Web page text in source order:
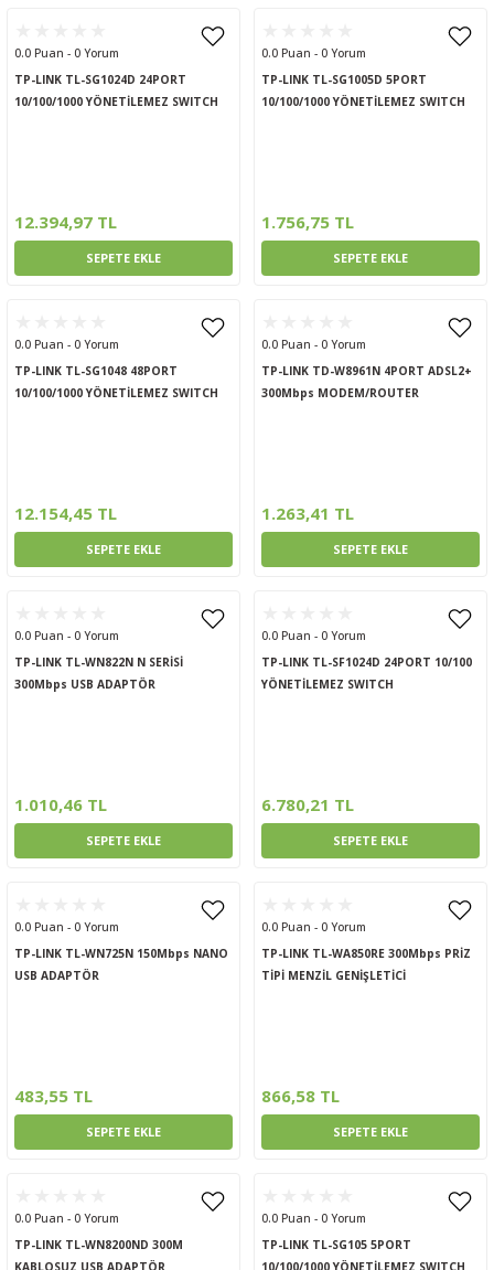
0.0 Puan - 0 Yorum
TP-LINK TL-SG1024D 24PORT
10/100/1000 YÖNETİLEMEZ SWITCH
12.394,97 TL
SEPETE EKLE
0.0 Puan - 0 Yorum
TP-LINK TL-SG1005D 5PORT
10/100/1000 YÖNETİLEMEZ SWITCH
1.756,75 TL
SEPETE EKLE
0.0 Puan - 0 Yorum
TP-LINK TL-SG1048 48PORT
10/100/1000 YÖNETİLEMEZ SWITCH
12.154,45 TL
SEPETE EKLE
0.0 Puan - 0 Yorum
TP-LINK TD-W8961N 4PORT ADSL2+
300Mbps MODEM/ROUTER
1.263,41 TL
SEPETE EKLE
0.0 Puan - 0 Yorum
TP-LINK TL-WN822N N SERİSİ
300Mbps USB ADAPTÖR
1.010,46 TL
SEPETE EKLE
0.0 Puan - 0 Yorum
TP-LINK TL-SF1024D 24PORT 10/100
YÖNETİLEMEZ SWITCH
6.780,21 TL
SEPETE EKLE
0.0 Puan - 0 Yorum
TP-LINK TL-WN725N 150Mbps NANO
USB ADAPTÖR
483,55 TL
SEPETE EKLE
0.0 Puan - 0 Yorum
TP-LINK TL-WA850RE 300Mbps PRİZ
TİPİ MENZİL GENİŞLETİCİ
866,58 TL
SEPETE EKLE
0.0 Puan - 0 Yorum
TP-LINK TL-WN8200ND 300M
KABLOSUZ USB ADAPTÖR
0.0 Puan - 0 Yorum
TP-LINK TL-SG105 5PORT
10/100/1000 YÖNETİLEMEZ SWITCH